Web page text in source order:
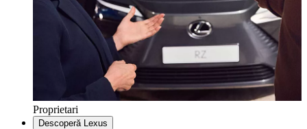
Proprietari
Descoperă Lexus